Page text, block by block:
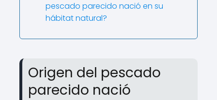
pescado parecido nació en su
hábitat natural?
Origen del pescado
parecido nació